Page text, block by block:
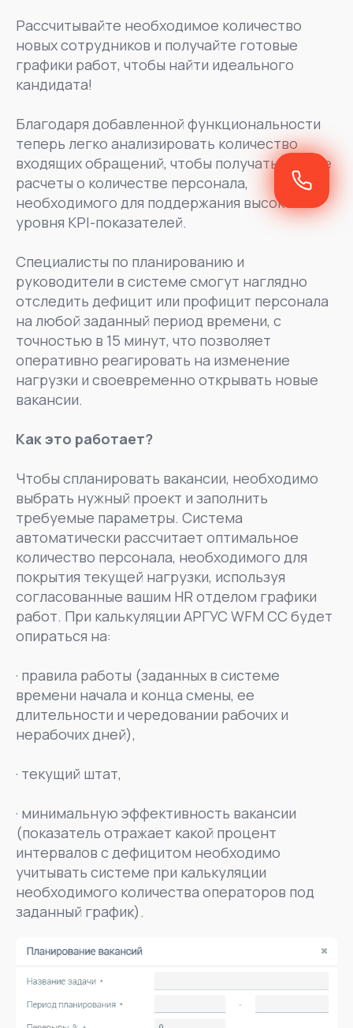
Рассчитывайте необходимое количество
новых сотрудников и получайте готовые
графики работ, чтобы найти идеального
кандидата!
Благодаря добавленной функциональности
теперь легко анализировать количество
входящих обращений, чтобы получать точные
расчеты о количестве персонала,
необходимого для поддержания высокого
уровня KPI-показателей.
Специалисты по планированию и
руководители в системе смогут наглядно
отследить дефицит или профицит персонала
на любой заданный период времени, с
точностью в 15 минут, что позволяет
оперативно реагировать на изменение
нагрузки и своевременно открывать новые
вакансии.
Как это работает?
Чтобы спланировать вакансии, необходимо
выбрать нужный проект и заполнить
требуемые параметры. Система
автоматически рассчитает оптимальное
количество персонала, необходимого для
покрытия текущей нагрузки, используя
согласованные вашим HR отделом графики
работ. При калькуляции АРГУС WFM CC будет
опираться на:
· правила работы (заданных в системе
времени начала и конца смены, ее
длительности и чередовании рабочих и
нерабочих дней),
· текущий штат,
· минимальную эффективность вакансии
(показатель отражает какой процент
интервалов с дефицитом необходимо
учитывать системе при калькуляции
необходимого количества операторов под
заданный график).